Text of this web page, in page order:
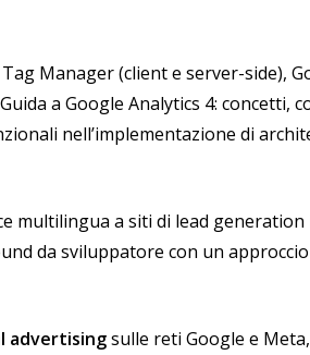
Manager (client e server-side),
Guida a Google Analytics 4: concetti,
nell’implementazione di
multilingua a siti di lead
da sviluppatore con un
advertisingsulle reti Google e